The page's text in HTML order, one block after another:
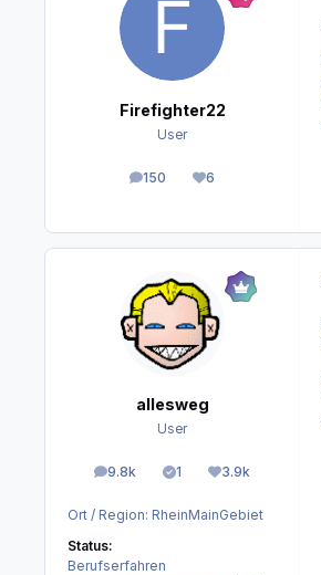
Firefighter22
User
150
Beiträge 6
Reputation
allesweg
User
9.8k
Beiträge 1
Lösungen3.9k
Reputation
Ort / Region: RheinMainGebiet
Status:
Berufserfahren